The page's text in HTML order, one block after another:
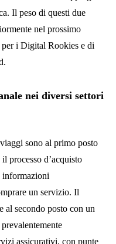
Il peso di questi due
nel prossimo
per i Digital Rookies e di
nei diversi settori
sono al primo posto
processo d’acquisto
informazioni
un servizio. Il
al secondo posto con un
assicurativi, con punte